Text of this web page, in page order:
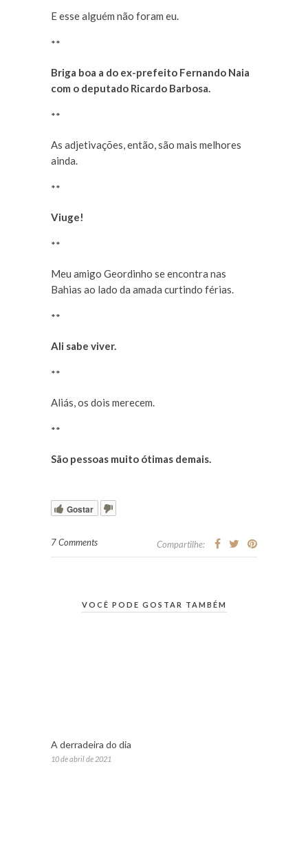
E esse alguém não foram eu.
**
Briga boa a do ex-prefeito Fernando Naia
com o deputado Ricardo Barbosa.
**
As adjetivações, então, são mais melhores
ainda.
**
Viuge!
**
Meu amigo Geordinho se encontra nas
Bahias ao lado da amada curtindo férias.
**
Ali sabe viver.
**
Aliás, os dois merecem.
**
São pessoas muito ótimas demais.
Gostar
7 Comments Compartilhe:
VOCÊ PODE GOSTAR TAMBÉM
A derradeira do dia
10 de abril de 2021